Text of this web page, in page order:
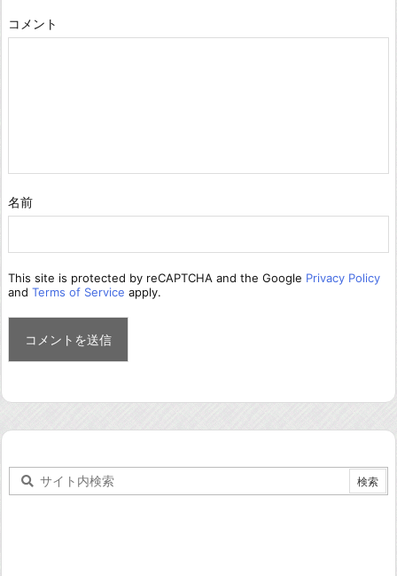
コメント
名前
This site is protected by reCAPTCHA and the Google Privacy Policy
and Terms of Service apply.